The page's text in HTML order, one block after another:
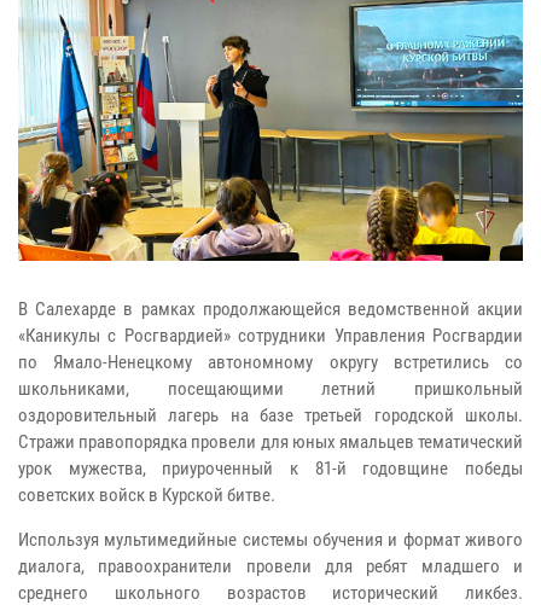
В Салехарде в рамках продолжающейся ведомственной акции
«Каникулы с Росгвардией» сотрудники Управления Росгвардии
по Ямало-Ненецкому автономному округу встретились со
школьниками, посещающими летний пришкольный
оздоровительный лагерь на базе третьей городской школы.
Стражи правопорядка провели для юных ямальцев тематический
урок мужества, приуроченный к 81-й годовщине победы
советских войск в Курской битве.
Используя мультимедийные системы обучения и формат живого
диалога, правоохранители провели для ребят младшего и
среднего школьного возрастов исторический ликбез.